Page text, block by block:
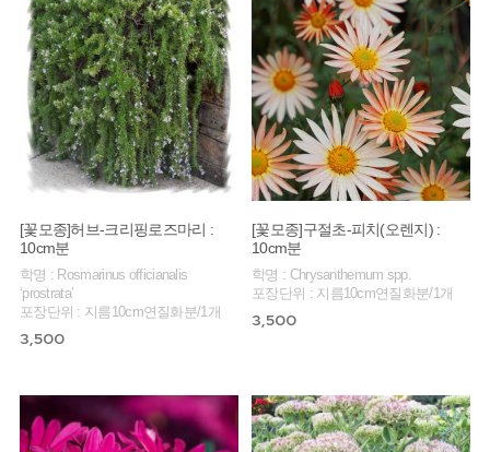
[꽃모종]허브-크리핑로즈마리 :
10cm분
학명 : Rosmarinus officianalis
‘prostrata’
포장단위 : 지름10cm연질화분/1개
3,500
[꽃모종]구절초-피치(오렌지) :
10cm분
학명 : Chrysanthemum spp.
포장단위 : 지름10cm연질화분/1개
3,500